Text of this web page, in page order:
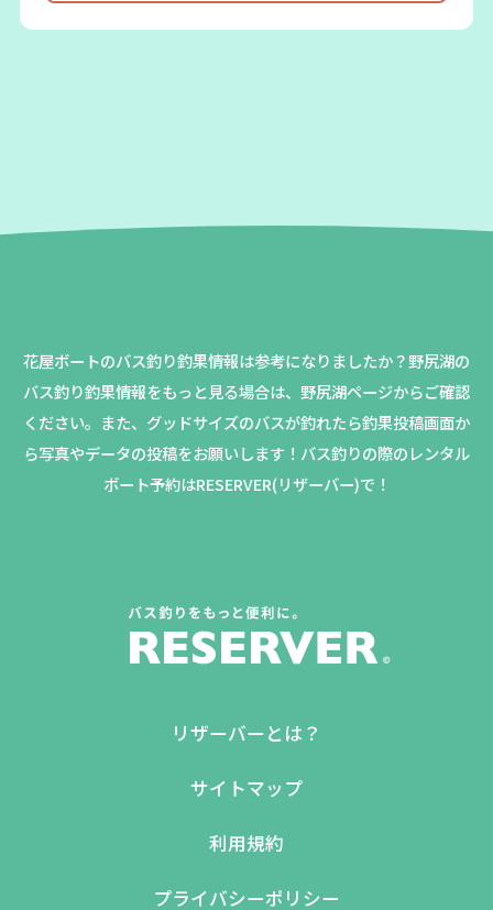
花屋ボートのバス釣り釣果情報は参考になりましたか？野尻湖の
バス釣り釣果情報をもっと見る場合は、野尻湖ページからご確認
ください。 また、グッドサイズのバスが釣れたら釣果投稿画面か
ら写真やデータの投稿をお願いします！バス釣りの際のレンタル
ボート予約はRESERVER(リザーバー)で！
リザーバーとは？
サイトマップ
利用規約
プライバシーポリシー